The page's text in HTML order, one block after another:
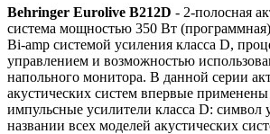
Behringer Eurolive B212D - 2-полосная
система мощностью 350 Вт
Bi-amp системой усиления класса D,
управлением и возможностью
напольного монитора. В данной серии
акустических систем впервые
импульсные усилители класса D: символ
названии всех моделей акустических